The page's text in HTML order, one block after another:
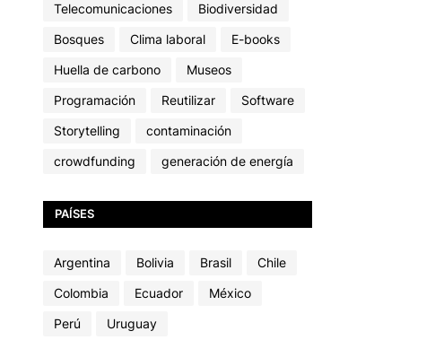
Telecomunicaciones
Biodiversidad
Bosques
Clima laboral
E-books
Huella de carbono
Museos
Programación
Reutilizar
Software
Storytelling
contaminación
crowdfunding
generación de energía
PAÍSES
Argentina Bolivia Brasil
Chile
Colombia
Ecuador
México
Perú
Uruguay